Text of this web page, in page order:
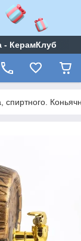
- КерамКлуб
спиртного.